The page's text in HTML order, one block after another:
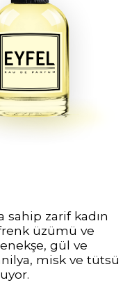
sahip zarif kadın
üzümü ve
gül ve
misk ve tütsü